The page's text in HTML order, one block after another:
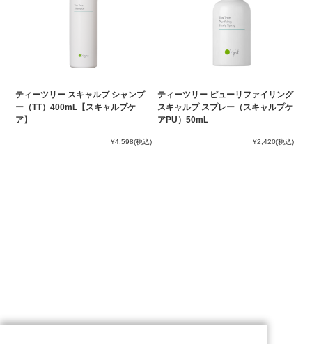
ティーツリー スキャルプ シャンプ
ー（TT）400mL【スキャルプケ
ア】
¥4,598(税込)
ティーツリー ピューリファイリング
スキャルプ スプレー（スキャルプケ
アPU）50mL
¥2,420(税込)